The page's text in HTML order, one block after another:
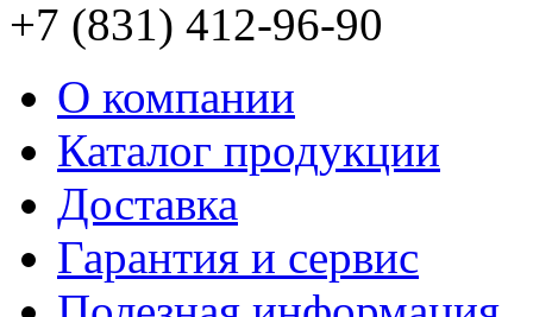
+7 (831) 412-96-90
О компании
Каталог продукции
Доставка
Гарантия и сервис